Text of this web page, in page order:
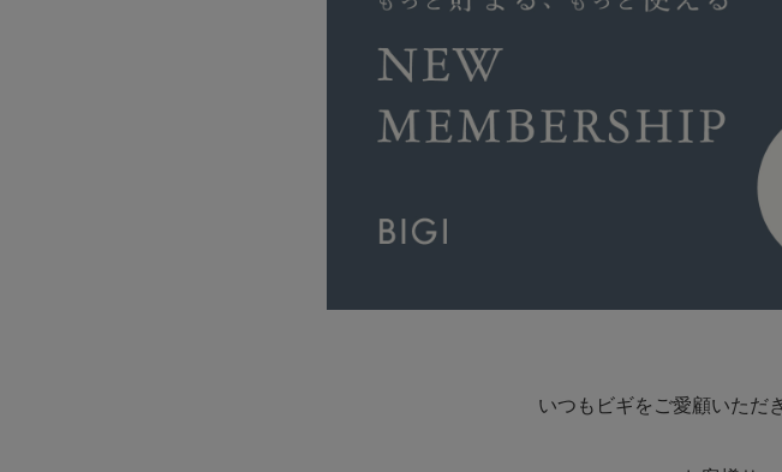
いつもビギをご愛顧いただ